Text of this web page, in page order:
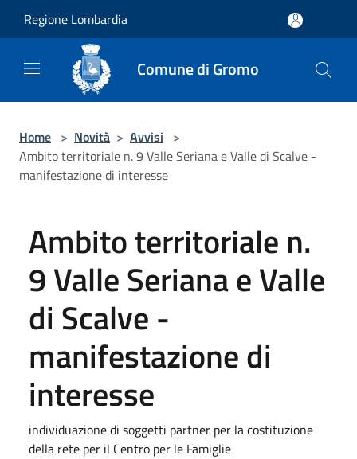
Regione Lombardia
Comune di Gromo
Home > Novità > Avvisi >
Ambito territoriale n. 9 Valle Seriana e Valle di Scalve -
manifestazione di interesse
Ambito territoriale n.
9 Valle Seriana e Valle
di Scalve -
manifestazione di
interesse
individuazione di soggetti partner per la costituzione
della rete per il Centro per le Famiglie